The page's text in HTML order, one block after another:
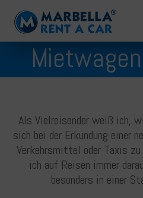
English
Als Vielreisender weiß ich,
sich bei der Erkundung einer
Verkehrsmittel oder Taxis
ich auf Reisen immer
besonders in einer